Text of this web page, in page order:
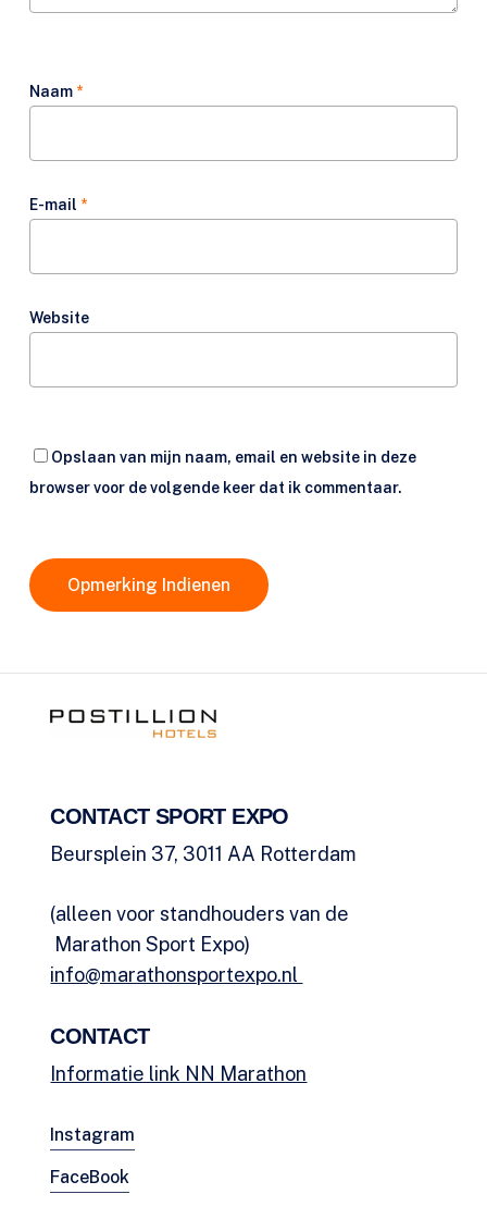
Naam *
E-mail *
Website
Opslaan van mijn naam, email en website in deze
browser voor de volgende keer dat ik commentaar.
CONTACT SPORT EXPO
Beursplein 37, 3011 AA Rotterdam
(alleen voor standhouders van de
Marathon Sport Expo)
info@marathonsportexpo.nl
CONTACT
Informatie link NN Marathon
Instagram
FaceBook